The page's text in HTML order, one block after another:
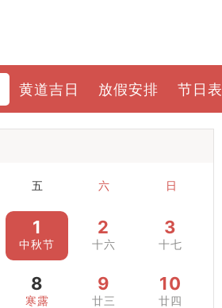
黄道吉日 放假安排 节日表
五 六 日
1
中秋节
2
十六
3
十七
8
寒露
9
廿三
10
廿四